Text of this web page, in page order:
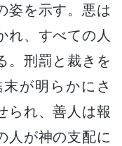
姿を示す。悪は
れ、すべての人
。刑罰と裁きを
が明らかにさ
られ、善人は報
人が神の支配に